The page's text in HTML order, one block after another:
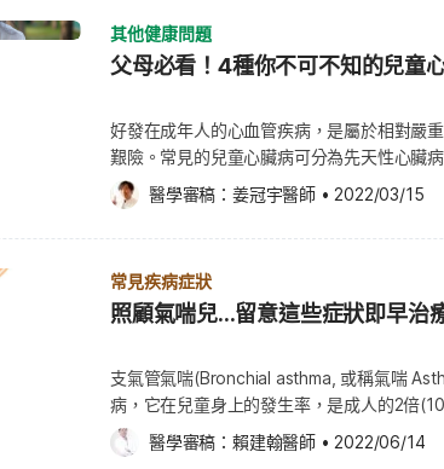
。不過，若只是短暫疲倦、睡眠時間增加，且仍能正常喝
持續嗜睡、難以叫醒，或出現明顯活動
況，仍建議盡快就醫檢查。 玫瑰疹會癢嗎？疹子通常不癢
、膿泡、瘀青，或超過數天仍持續擴散，就可能不是典型
玫瑰疹出疹順序與部位：通常從軀幹開始，再到臉部、四肢
、「玫瑰疹長怎樣」時，最想確認的其實是：孩子身上的紅
出疹。 與麻疹、水痘不同的是，玫瑰疹並不是一
此不少家長會發現：「燒終於退了，怎麼反而開始冒紅疹？
胸口、腹部與背部開始 玫瑰疹紅疹最常見的位置，是胸口
擴散到脖子、臉部與四肢。 常見分布位置包括： 胸口、
泡，或只有局部單側出疹，就未必是典型玫瑰疹。 玫瑰疹樣
想吃飯或嘗試新菜色的意願開始。 1. 設定規
與點心時間，因為若沒有規律的用餐時間，
並讓孩子明白只有那些固定時間，才有食物
在正餐時間感到肚子餓，時間到了就自動坐
心，更容易吃下不營養的食物。 3. 變換料理
何物質作為交換條件，都是很不好的方式，
的渴望，且在沒有甜點或其他籌碼的時候，
飲，否則不需要為了吸引他們吃飯，而特地
習慣。不妨每餐煮多種類型的菜，讓孩子們
之，也會習慣或願意去吃那些未曾吃過，但
其他健康問題
父母必看！4種你不可不知的兒童
好發在成年人的心血管疾病，是屬於相對嚴
艱險。常見的兒童心臟病可分為先天性心臟
感染引發的心臟病、還有因特殊疾病或遺傳性疾病導致
步，心臟病童都受到十分良好的醫療照護，
和一般人一樣健康、正常的生活。然而，心
先天性心臟病 先天性心臟病源自於胎兒時期
致心臟血管構造出現異常。1,000個新生兒中
讀：主動脈瓣狹窄無徵兆？了解症狀和治療） 二尖瓣狹窄。 其他先天性心臟血管疾
病還包括： 心臟衰竭導致心臟發育不全。 心室中膈缺損、心房中膈缺損、開放性動
（Tetralogy of the Follot，TOF，或稱法洛
醫學審稿： 姜冠宇醫師 • 2022/03/15
常見疾病症狀
照顧氣喘兒...留意這些症狀即早治
支氣管氣喘(Bronchial asthma, 或稱氣喘
病，它在兒童身上的發生率，是成人的2倍
上，兒童氣喘在診斷時常被延誤，特別是2
免地受到延誤診斷的影響。 什麼是氣喘？
醫學審稿： 賴建翰醫師 • 2022/06/14